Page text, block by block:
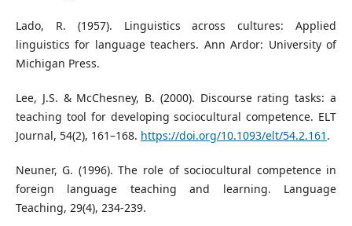
Lado, R. (1957). Linguistics across cultures: Applied
linguistics for language teachers. Ann Ardor: University of
Michigan Press.
Lee, J.S. & McChesney, B. (2000). Discourse rating tasks: a
teaching tool for developing sociocultural competence. ELT
Journal, 54(2), 161–168. https://doi.org/10.1093/elt/54.2.161 .
Neuner, G. (1996). The role of sociocultural competence in
foreign language teaching and learning. Language
Teaching, 29(4), 234-239.